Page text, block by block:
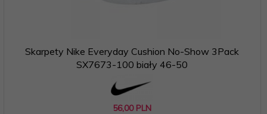
Skarpety Nike Everyday Cushion No-Show 3Pack
SX7673-100 biały 46-50
56,00 PLN